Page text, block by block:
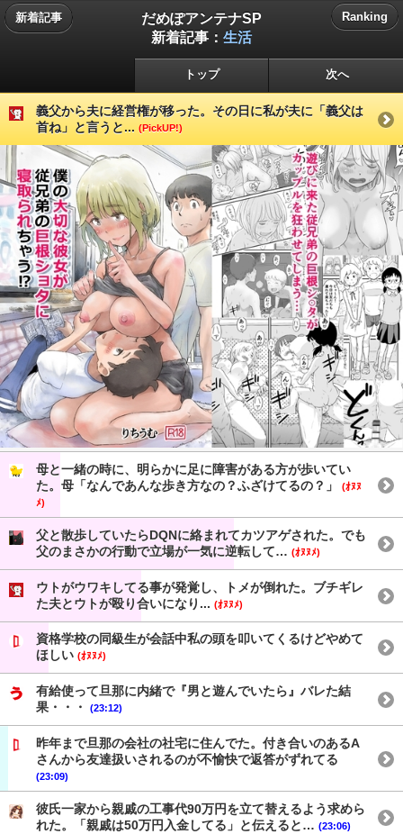
新着記事
だめぽアンテナSP
新着記事： 生活
Ranking
トップ 次へ
義父から夫に経営権が移った。その日に私が夫に「義父は
首ね」と言うと... (PickUP!)
母と一緒の時に、明らかに足に障害がある方が歩いてい
た。母「なんであんな歩き方なの？ふざけてるの？」
(ｵﾇﾇ
ﾒ)
父と散歩していたらDQNに絡まれてカツアゲされた。でも
父のまさかの行動で立場が一気に逆転して… (ｵﾇﾇﾒ)
ウトがウワキしてる事が発覚し、トメが倒れた。ブチギレ
た夫とウトが殴り合いになり... (ｵﾇﾇﾒ)
資格学校の同級生が会話中私の頭を叩いてくるけどやめて
ほしい (ｵﾇﾇﾒ)
有給使って旦那に内緒で『男と遊んでいたら』バレた結
果・・・
(23:12)
昨年まで旦那の会社の社宅に住んでた。付き合いのあるA
さんから友達扱いされるのが不愉快で返答がずれてる
(23:09)
彼氏一家から親戚の工事代90万円を立て替えるよう求めら
れた。「親戚は50万円入金してる」と伝えると… (23:06)